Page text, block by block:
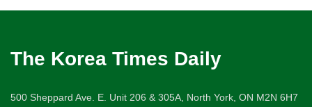
The Korea Times Daily
500 Sheppard Ave. E. Unit 206 & 305A, North York, ON M2N 6H7